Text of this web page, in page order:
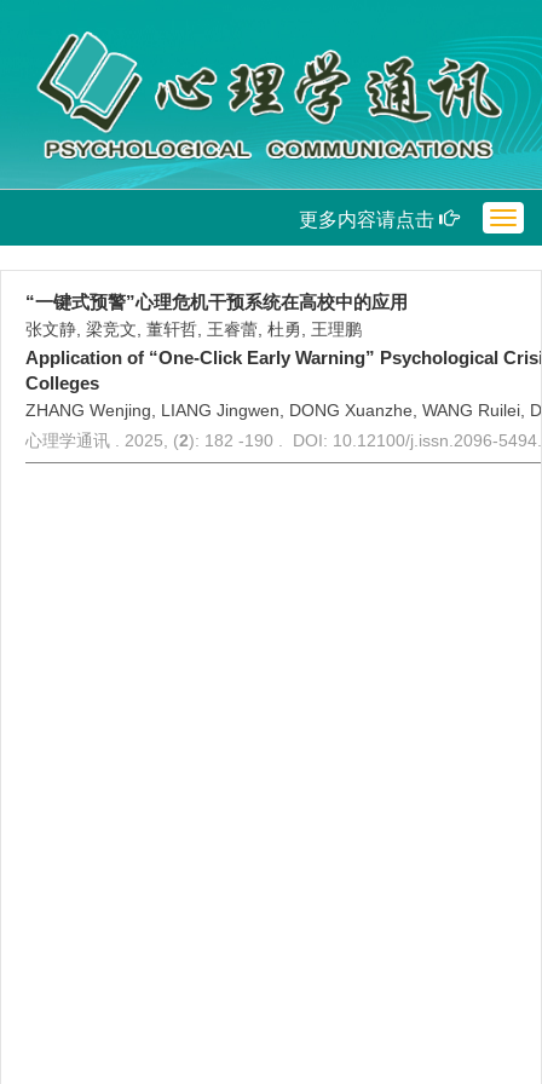
更多内容请点击
“一键式预警”心理危机干预系统在高校中的应用
张文静, 梁竞文, 董轩哲, 王睿蕾, 杜勇, 王理鹏
Application of “One-Click Early Warning” Psychological
Colleges
ZHANG Wenjing, LIANG Jingwen, DONG Xuanzhe, WANG Ruilei,
心理学通讯 . 2025, (2): 182 -190 . DOI: 10.12100/j.issn.2096-